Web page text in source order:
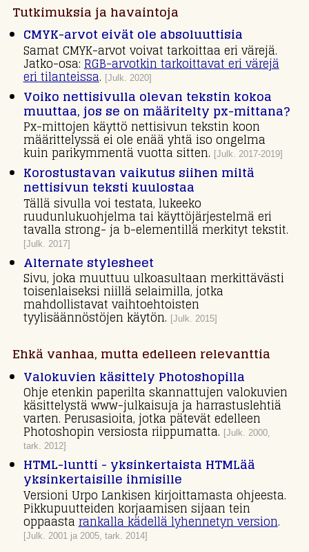
Tutkimuksia ja havaintoja
CMYK-arvot eivät ole absoluuttisia
Samat CMYK-arvot voivat tarkoittaa eri värejä.
Jatko-osa:RGB-arvotkin tarkoittavat eri värejä
eri tilanteissa. [Julk. 2020]
Voiko nettisivulla olevan tekstin kokoa
muuttaa, jos se on määritelty px-mittana?
Px-mittojen käyttö nettisivun tekstin koon
määrittelyssä ei ole enää yhtä iso ongelma
kuin parikymmentä vuotta sitten. [Julk. 2017-2019]
Korostustavan vaikutus siihen miltä
nettisivun teksti kuulostaa
Tällä sivulla voi testata, lukeeko
ruudunlukuohjelma tai käyttöjärjestelmä eri
tavalla strong- ja b-elementillä merkityt tekstit.
[Julk. 2017]
Alternate stylesheet
Sivu, joka muuttuu ulkoasultaan merkittävästi
toisenlaiseksi niillä selaimilla, jotka
mahdollistavat vaihtoehtoisten
tyylisäännöstöjen käytön. [Julk. 2015]
Ehkä vanhaa, mutta edelleen relevanttia
Valokuvien käsittely Photoshopilla
Ohje etenkin paperilta skannattujen valokuvien
käsittelystä www-julkaisuja ja harrastuslehtiä
varten. Perusasioita, jotka pätevät edelleen
Photoshopin versiosta riippumatta. [Julk. 2000,
tark. 2012]
HTML-luntti - yksinkertaista HTMLää
yksinkertaisille ihmisille
Versioni Urpo Lankisen kirjoittamasta ohjeesta.
Pikkupuutteiden korjaamisen sijaan tein
oppaastarankalla kädellä lyhennetyn version.
[Julk. 2001 ja 2005, tark. 2014]